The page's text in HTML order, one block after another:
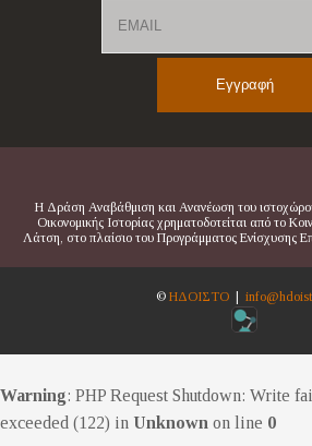
Η Δράση Αναβάθμιση και Ανανέωση του
Οικονομικής Ιστορίας χρηματοδοτείται από το
Λάτση, στο πλαίσιο του Προγράμματος Ενίσχυσης
© ΗΔΟΙΣΤΟ
Warning: PHP Request Shutdown: Write
exceeded (122) in Unknown on line 0